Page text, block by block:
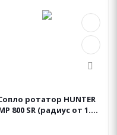
ротатор HUNTER
800 SR (радиус от 1.8